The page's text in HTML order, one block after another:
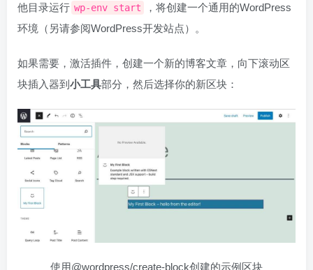
他目录运行 wp-env start
，将创建一个通用的WordPress
环境（另请参阅WordPress开发站点）。
如果需要，激活插件，创建一个新的博客文章，向下滚动区
块插入器到 小工具部分，然后选择你的新区块：
使用@wordpress/create-block创建的示例区块